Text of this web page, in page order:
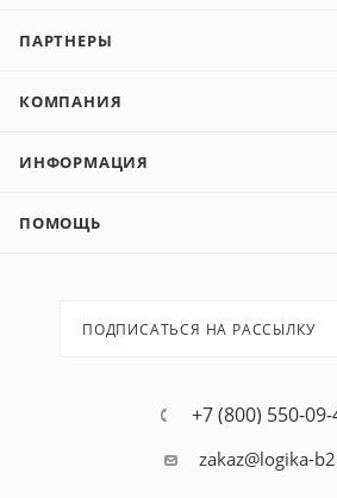
ПАРТНЕРЫ
КОМПАНИЯ
ИНФОРМАЦИЯ
ПОМОЩЬ
ПОДПИСАТЬСЯ НА РАССЫЛКУ
+7 (800) 550-09-
zakaz@logika-